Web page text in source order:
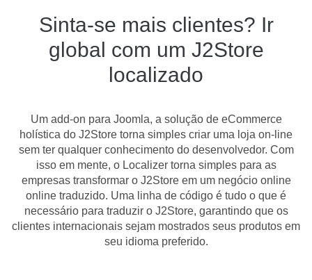
Sinta-se mais clientes? Ir
global com um J2Store
localizado
Um add-on para Joomla, a solução de eCommerce
holística do J2Store torna simples criar uma loja on-line
sem ter qualquer conhecimento do desenvolvedor. Com
isso em mente, o Localizer torna simples para as
empresas transformar o J2Store em um negócio online
online traduzido. Uma linha de código é tudo o que é
necessário para traduzir o J2Store, garantindo que os
clientes internacionais sejam mostrados seus produtos em
seu idioma preferido.